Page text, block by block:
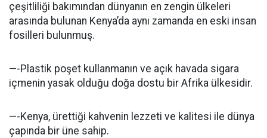
çeşitliliği bakımından dünyanın en zengin ülkeleri
arasında bulunan Kenya’da aynı zamanda en eski insan
fosilleri bulunmuş.
—-Plastik poşet kullanmanın ve açık havada sigara
içmenin yasak olduğu doğa dostu bir Afrika ülkesidir.
—-Kenya, ürettiği kahvenin lezzeti ve kalitesi ile dünya
çapında bir üne sahip.